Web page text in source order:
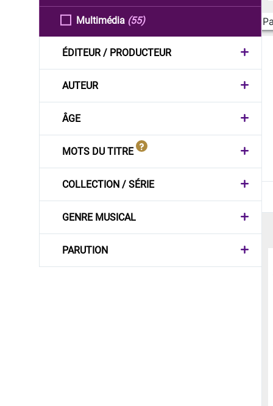
Multimédia (55)
ÉDITEUR / PRODUCTEUR
AUTEUR
ÂGE
MOTS DU TITRE
COLLECTION / SÉRIE
GENRE MUSICAL
PARUTION